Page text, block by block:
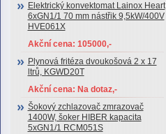
Elektrický konvektomat Lainox Heart
6xGN1/1 70 mm nástřik 9,5kW/400V
HVE061X
Akční cena: 105000,-
Plynová fritéza dvoukošová 2 x 17
ltrů, KGWD20T
Akční cena: Na dotaz,-
Šokový zchlazovač zmrazovač
1400W, šoker HIBER kapacita
5xGN1/1 RCM051S